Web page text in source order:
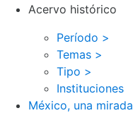
Acervo histórico
Período >
Temas >
Tipo >
Instituciones
México, una mirada